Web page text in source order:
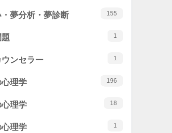
夢分析・夢診断 155
1
ンセラー 1
理学 196
理学 18
理学 1